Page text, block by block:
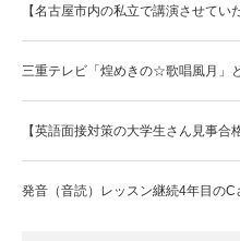
【名古屋市内の私立で講演させてい
三重テレビ「煌めきの☆歌唱風月」
【英語面接対策の大学生さん見事合
発音（音読）レッスン継続4年目のC